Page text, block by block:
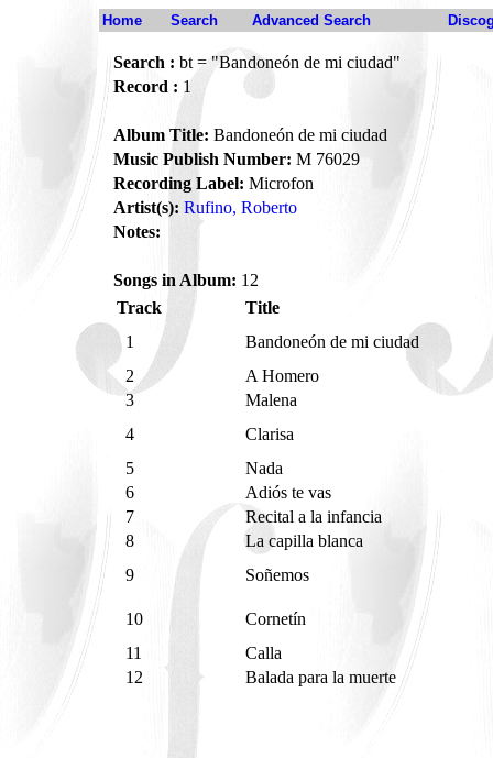
Home Search Advanced Search
Search : bt = "Bandoneón de mi ciudad"
Record : 1
Album Title: Bandoneón de mi ciudad
Music Publish Number: M 76029
Recording Label: Microfon
Artist(s): Rufino, Roberto
Notes:
Songs in Album: 12
Track
Title
1
Bandoneón de mi ciudad
2
A Homero
3
Malena
4
Clarisa
5
Nada
6
Adiós te vas
7
Recital a la infancia
8
La capilla blanca
9
Soñemos
10
Cornetín
11
Calla
12
Balada para la muerte